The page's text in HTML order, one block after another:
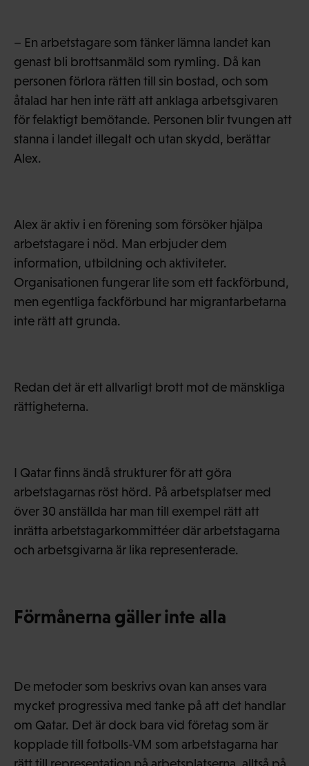
– En arbetstagare som tänker lämna landet kan
genast bli brottsanmäld som rymling. Då kan
personen förlora rätten till sin bostad, och som
åtalad har hen inte rätt att anklaga arbetsgivaren
för felaktigt bemötande. Personen blir tvungen att
stanna i landet illegalt och utan skydd, berättar
Alex.
Alex är aktiv i en förening som försöker hjälpa
arbetstagare i nöd. Man erbjuder dem
information, utbildning och aktiviteter.
Organisationen fungerar lite som ett fackförbund,
men egentliga fackförbund har migrantarbetarna
inte rätt att grunda.
Redan det är ett allvarligt brott mot de mänskliga
rättigheterna.
I Qatar finns ändå strukturer för att göra
arbetstagarnas röst hörd. På arbetsplatser med
över 30 anställda har man till exempel rätt att
inrätta arbetstagarkommittéer där arbetstagarna
och arbetsgivarna är lika representerade.
Förmånerna gäller inte alla
De metoder som beskrivs ovan kan anses vara
mycket progressiva med tanke på att det handlar
om Qatar. Det är dock bara vid företag som är
kopplade till fotbolls-VM som arbetstagarna har